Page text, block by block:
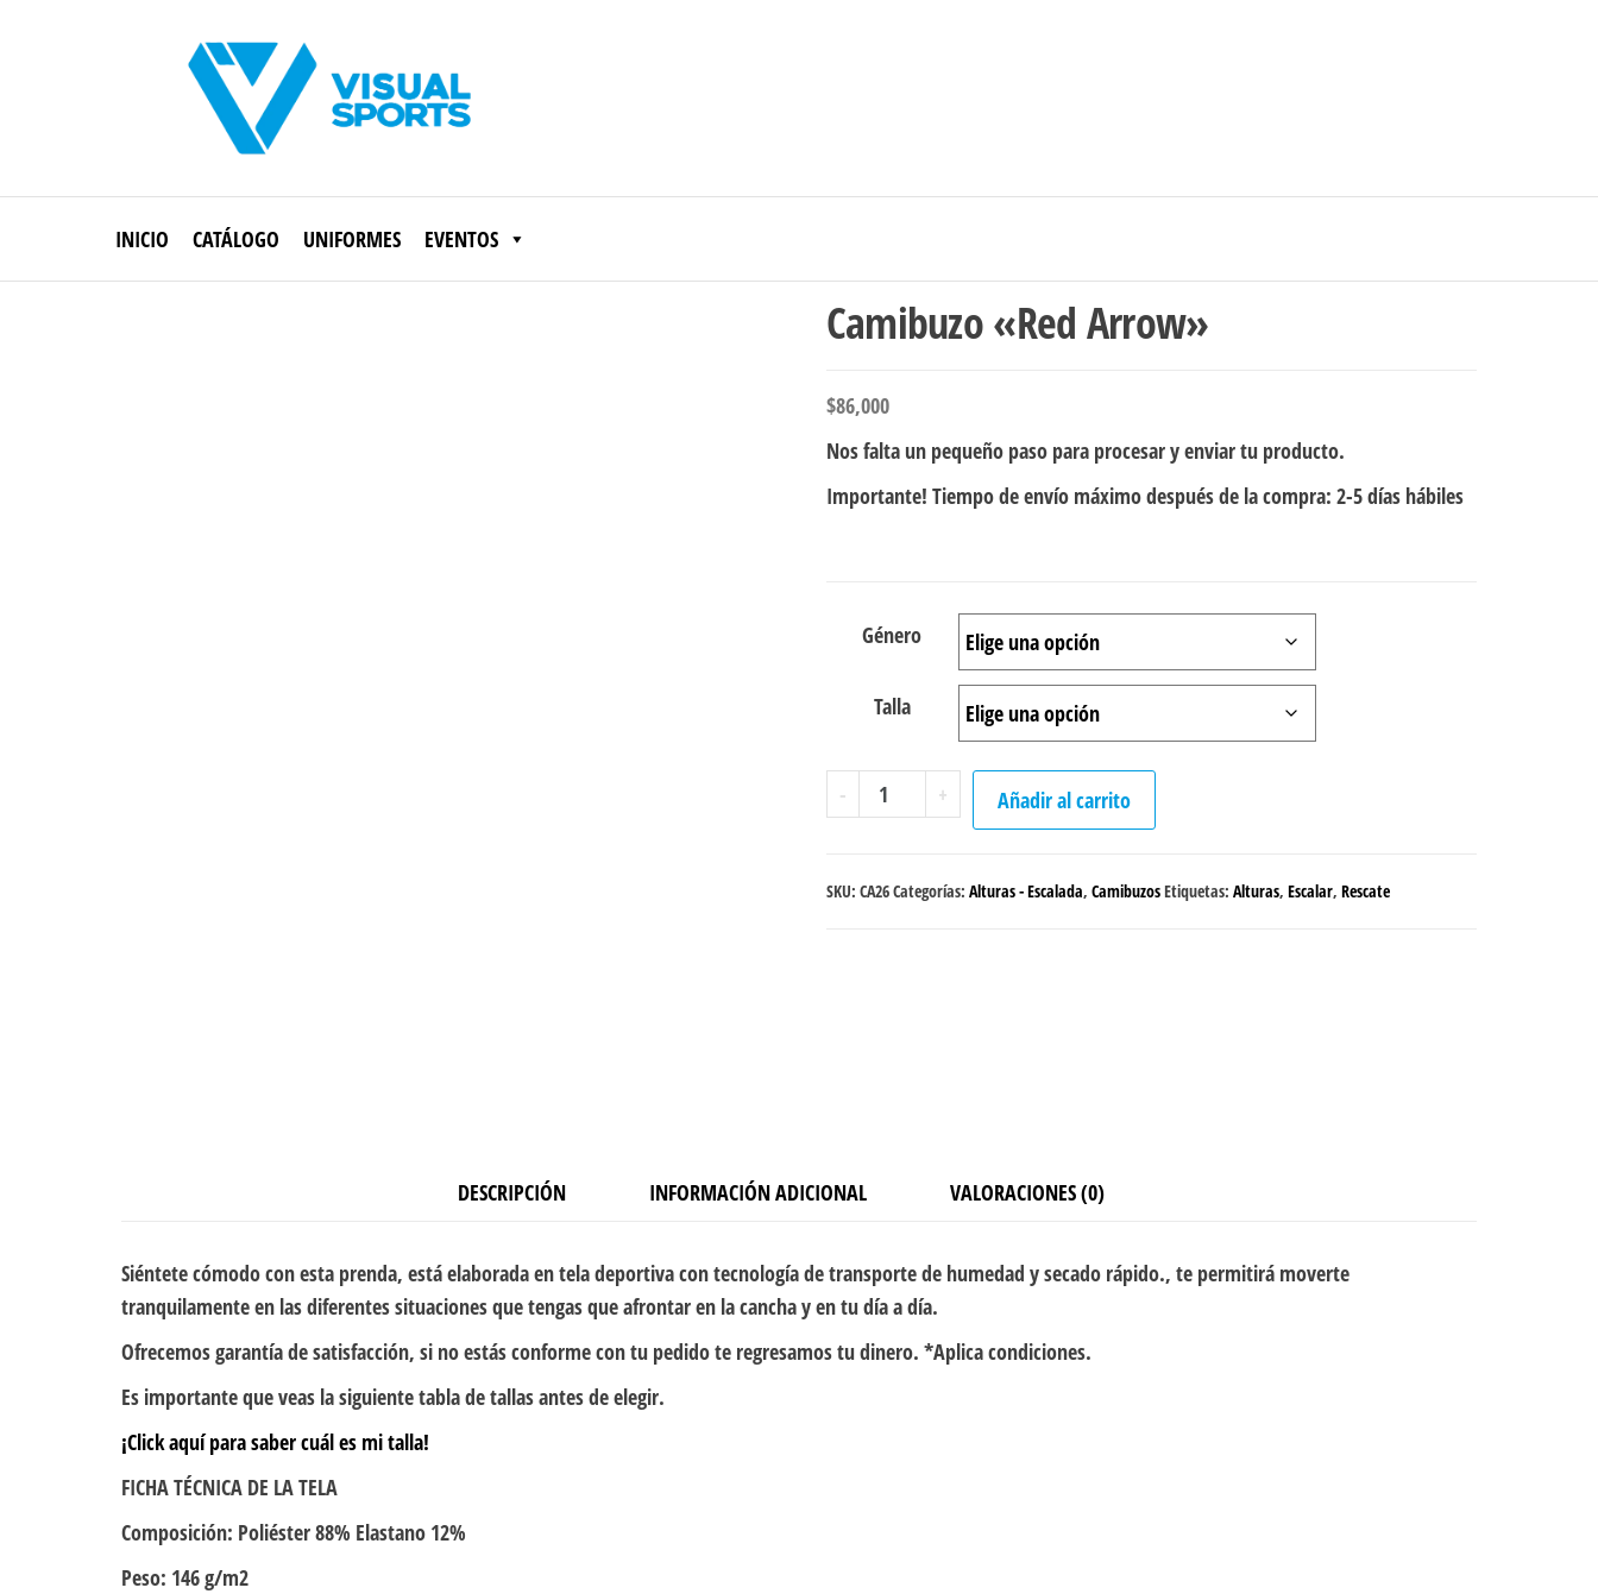
INICIO CATÁLOGO UNIFORMES EVENTOS
Camibuzo «Red Arrow»
$86,000
Nos falta un pequeño paso para procesar y enviar tu producto.
Importante! Tiempo de envío máximo después de la compra: 2-5 días hábiles
Género
Talla
-
Camibuzo
"Red
cantidad
+ Añadir al carrito
SKU: CA26Categorías: Alturas - Escalada, CamibuzosEtiquetas: Alturas, Escalar, Rescate
DESCRIPCIÓN INFORMACIÓN ADICIONAL VALORACIONES (0)
Siéntete cómodo con esta prenda, está elaborada en tela deportiva con tecnología de transporte de humedad y secado rápido., te permitirá moverte
tranquilamente en las diferentes situaciones que tengas que afrontar en la cancha y en tu día a día.
Ofrecemos garantía de satisfacción, si no estás conforme con tu pedido te regresamos tu dinero. *Aplica condiciones.
Es importante que veas la siguiente tabla de tallas antes de elegir.
¡Click aquí para saber cuál es mi talla!
FICHA TÉCNICA DE LA TELA
Composición: Poliéster 88% Elastano 12%
Peso: 146 g/m2